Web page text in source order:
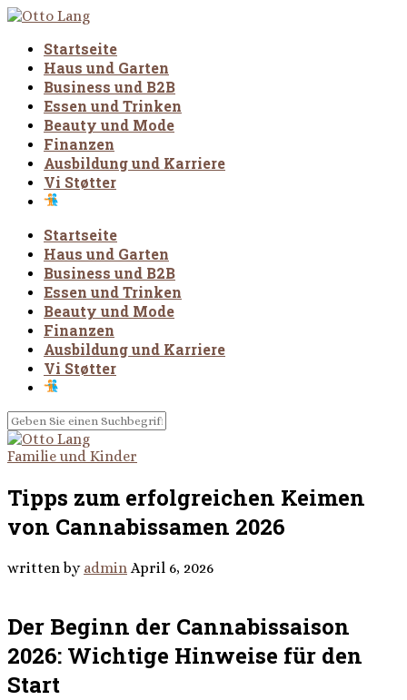
Startseite
Haus und Garten
Business und B2B
Essen und Trinken
Beauty und Mode
Finanzen
Ausbildung und Karriere
Vi Støtter
Startseite
Haus und Garten
Business und B2B
Essen und Trinken
Beauty und Mode
Finanzen
Ausbildung und Karriere
Vi Støtter
Familie und Kinder
Tipps zum erfolgreichen Keimen
von Cannabissamen 2026
written by admin April 6, 2026
Der Beginn der Cannabissaison
2026: Wichtige Hinweise für den
Start